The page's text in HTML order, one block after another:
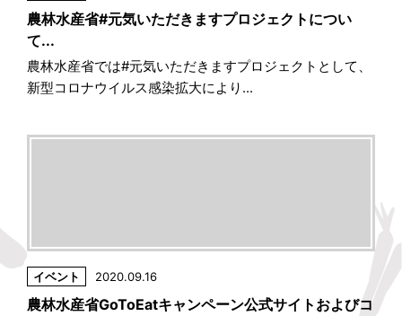
農林水産省#元気いただきますプロジェクトについ
て...
農林水産省では#元気いただきますプロジェクトとして、
新型コロナウイルス感染拡大により...
イベント 2020.09.16
農林水産省GoToEatキャンペーン公式サイトおよびコ